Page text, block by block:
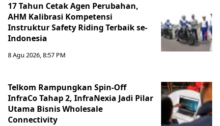
17 Tahun Cetak Agen Perubahan,
AHM Kalibrasi Kompetensi
Instruktur Safety Riding Terbaik se-
Indonesia
8 Agu 2026, 8:57 PM
Telkom Rampungkan Spin-Off
InfraCo Tahap 2, InfraNexia Jadi Pilar
Utama Bisnis Wholesale
Connectivity